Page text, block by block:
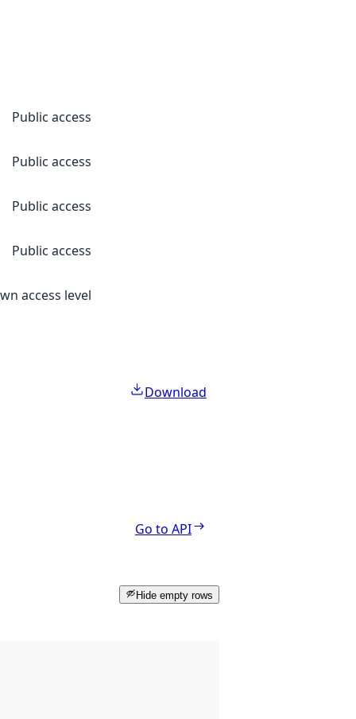
Public access
Public access
Public access
Public access
access level
Download
Go to API
Hide empty rows